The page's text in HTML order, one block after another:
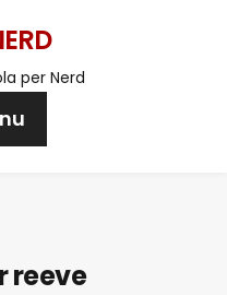
per Nerd
reeve